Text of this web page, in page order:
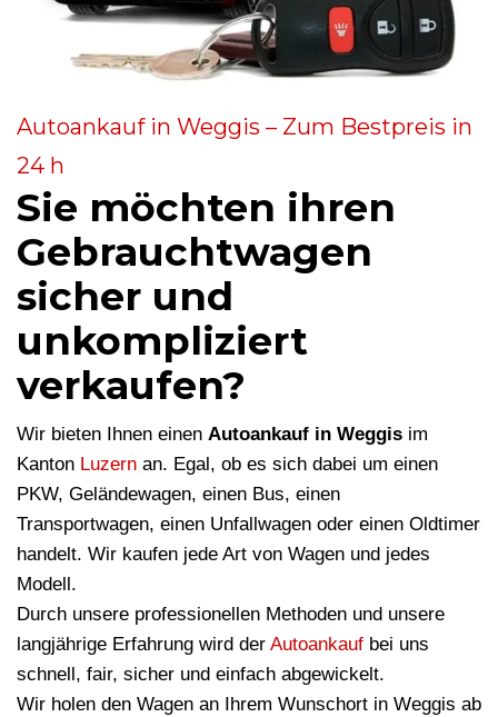
Autoankauf in Weggis – Zum Bestpreis in
24 h
Sie möchten ihren
Gebrauchtwagen
sicher und
unkompliziert
verkaufen?
Wir bieten Ihnen einen Autoankauf in Weggis im
Kanton Luzern an. Egal, ob es sich dabei um einen
PKW, Geländewagen, einen Bus, einen
Transportwagen, einen Unfallwagen oder einen Oldtimer
handelt. Wir kaufen jede Art von Wagen und jedes
Modell.
Durch unsere professionellen Methoden und unsere
langjährige Erfahrung wird der Autoankauf bei uns
schnell, fair, sicher und einfach abgewickelt.
Wir holen den Wagen an Ihrem Wunschort in Weggis ab